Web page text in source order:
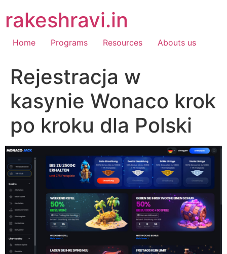
to
content
rakeshravi.in
Home Programs Resources Abouts us
Rejestracja w
kasynie Wonaco krok
po kroku dla Polski